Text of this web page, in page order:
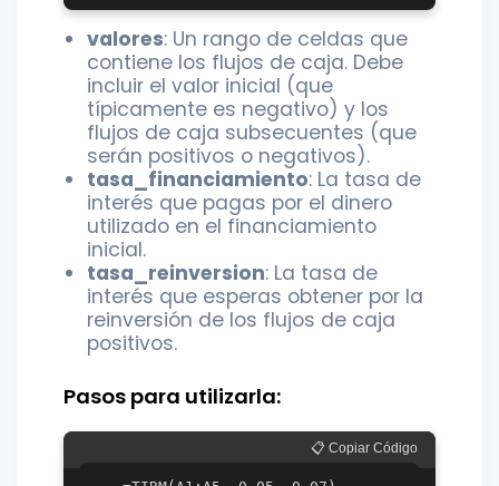
valores: Un rango de celdas que
contiene los flujos de caja. Debe
incluir el valor inicial (que
típicamente es negativo) y los
flujos de caja subsecuentes (que
serán positivos o negativos).
tasa_financiamiento: La tasa de
interés que pagas por el dinero
utilizado en el financiamiento
inicial.
tasa_reinversion: La tasa de
interés que esperas obtener por la
reinversión de los flujos de caja
positivos.
Pasos para utilizarla:
📋 Copiar Código